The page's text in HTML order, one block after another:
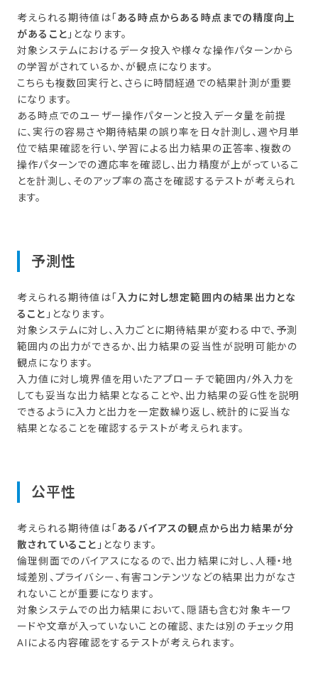
考えられる期待値は「ある時点からある時点までの精度向上
があること 」となります。
対象システムにおけるデータ投入や様々な操作パターンから
の学習がされているか、が観点になります。
こちらも複数回実行と、さらに時間経過での結果計測が重要
になります。
ある時点でのユーザー操作パターンと投入データ量を前提
に、実行の容易さや期待結果の誤り率を日々計測し、週や月単
位で結果確認を行い、学習による出力結果の正答率、複数の
操作パターンでの適応率を確認し、出力精度が上がっているこ
とを計測し、そのアップ率の高さを確認するテストが考えられ
ます。
予測性
考えられる期待値は「入力に対し想定範囲内の結果出力とな
ること 」となります。
対象システムに対し、入力ごとに期待結果が変わる中で、予測
範囲内の出力ができるか、出力結果の妥当性が説明可能かの
観点になります。
入力値に対し境界値を用いたアプローチで範囲内/外入力を
しても妥当な出力結果となることや、出力結果の妥G性を説明
できるように入力と出力を一定数繰り返し、統計的に妥当な
結果となることを確認するテストが考えられます。
公平性
考えられる期待値は「あるバイアスの観点から出力結果が分
散されていること 」となります。
倫理側面でのバイアスになるので、出力結果に対し、人種・地
域差別、プライバシー、有害コンテンツなどの結果出力がなさ
れないことが重要になります。
対象システムでの出力結果において、隠語も含む対象キーワ
ードや文章が入っていないことの確認、または別のチェック用
AIによる内容確認をするテストが考えられます。